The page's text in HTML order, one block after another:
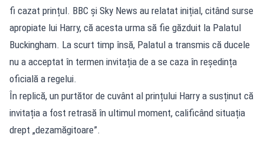
fi cazat prințul. BBC și Sky News au relatat inițial, citând surse
apropiate lui Harry, că acesta urma să fie găzduit la Palatul
Buckingham. La scurt timp însă, Palatul a transmis că ducele
nu a acceptat în termen invitația de a se caza în reședința
oficială a regelui.
În replică, un purtător de cuvânt al prințului Harry a susținut că
invitația a fost retrasă în ultimul moment, calificând situația
drept „dezamăgitoare”.